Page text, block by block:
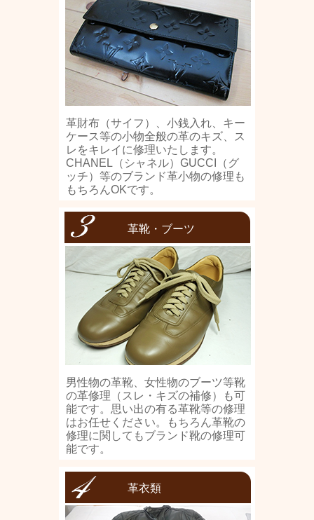
革財布（サイフ）、小銭入れ、キー
ケース等の小物全般の革のキズ、ス
レをキレイに修理いたします。
CHANEL（シャネル）GUCCI（グ
ッチ）等のブランド革小物の修理も
もちろんOKです。
革靴・ブーツ
男性物の革靴、女性物のブーツ等靴
の革修理（スレ・キズの補修）も可
能です。思い出の有る革靴等の修理
はお任せください。もちろん革靴の
修理に関してもブランド靴の修理可
能です。
革衣類